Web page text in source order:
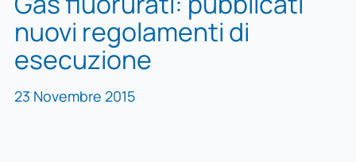
nuovi regolamenti di
esecuzione
23 Novembre 2015